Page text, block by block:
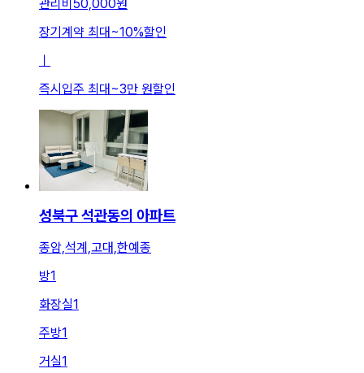
관리비 50,000원
장기계약 최대~10%할인
ㅣ
즉시입주 최대~3만 원할인
성북구 석관동의 아파트
종암,석계,고대,한예종
방1
화장실1
주방1
거실1